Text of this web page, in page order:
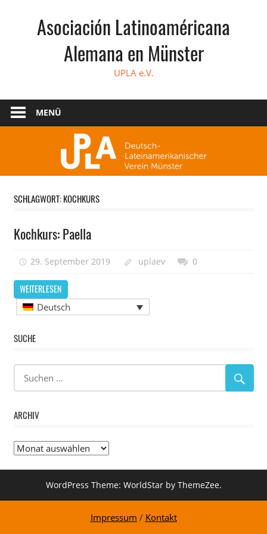
Asociación Latinoaméricana
Alemana en Münster
UPLA e.V.
MENÜ
SCHLAGWORT:KOCHKURS
Kochkurs: Paella
29. September 2019 uplaev 0
WEITERLESEN
Deutsch
SUCHE
ARCHIV
Archiv
WordPress Theme: WorldStar by ThemeZee.
Impressum / Kontakt